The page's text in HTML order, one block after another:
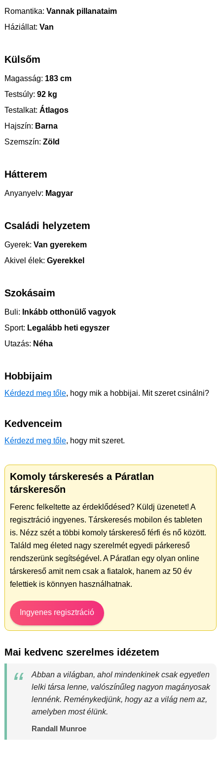
Romantika: Vannak pillanataim
Háziállat: Van
Külsőm
Magasság: 183 cm
Testsúly: 92 kg
Testalkat: Átlagos
Hajszín: Barna
Szemszín: Zöld
Hátterem
Anyanyelv: Magyar
Családi helyzetem
Gyerek: Van gyerekem
Akivel élek: Gyerekkel
Szokásaim
Buli: Inkább otthonülő vagyok
Sport: Legalább heti egyszer
Utazás: Néha
Hobbijaim
Kérdezd meg tőle, hogy mik a hobbijai. Mit szeret csinálni?
Kedvenceim
Kérdezd meg tőle, hogy mit szeret.
Komoly társkeresés a Páratlan
társkeresőn
Ferenc felkeltette az érdeklődésed? Küldj üzenetet! A
regisztráció ingyenes. Társkeresés mobilon és tableten
is. Nézz szét a többi komoly társkereső férfi és nő között.
Találd meg életed nagy szerelmét egyedi párkereső
rendszerünk segítségével. A Páratlan egy olyan online
társkereső amit nem csak a fiatalok, hanem az 50 év
felettiek is könnyen használhatnak.
Ingyenes regisztráció
Mai kedvenc szerelmes idézetem
Abban a világban, ahol mindenkinek csak egyetlen
lelki társa lenne, valószínűleg nagyon magányosak
lennénk. Reménykedjünk, hogy az a világ nem az,
amelyben most élünk.
Randall Munroe